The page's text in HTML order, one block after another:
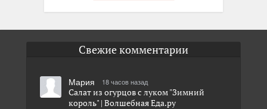
Свежие комментарии
Мария 18 часов назад
Салат из огурцов с луком "Зимний
король" | Волшебная Eда.ру